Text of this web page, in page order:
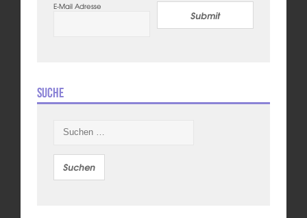
E-Mail Adresse
Submit
Suche
nach: